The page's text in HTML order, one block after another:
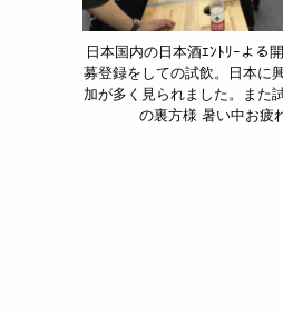
日本国内の日本酒ｴﾝﾄﾘｰよる
募登録をしての試飲。日本に
加が多く見られました。また
の裏方様 暑い中お疲